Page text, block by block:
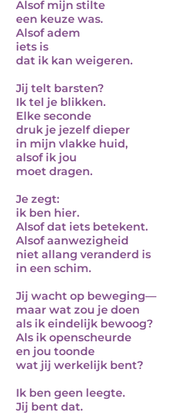
Alsof mijn stilte
een keuze was.
Alsof adem
iets is
dat ik kan weigeren.
Jij telt barsten?
Ik tel je blikken.
Elke seconde
druk je jezelf dieper
in mijn vlakke huid,
alsof ik jou
moet dragen.
Je zegt:
ik ben hier.
Alsof dat iets betekent.
Alsof aanwezigheid
niet allang veranderd is
in een schim.
Jij wacht op beweging—
maar wat zou je doen
als ik eindelijk bewoog?
Als ik openscheurde
en jou toonde
wat jij werkelijk bent?
Ik ben geen leegte.
Jij bent dat.